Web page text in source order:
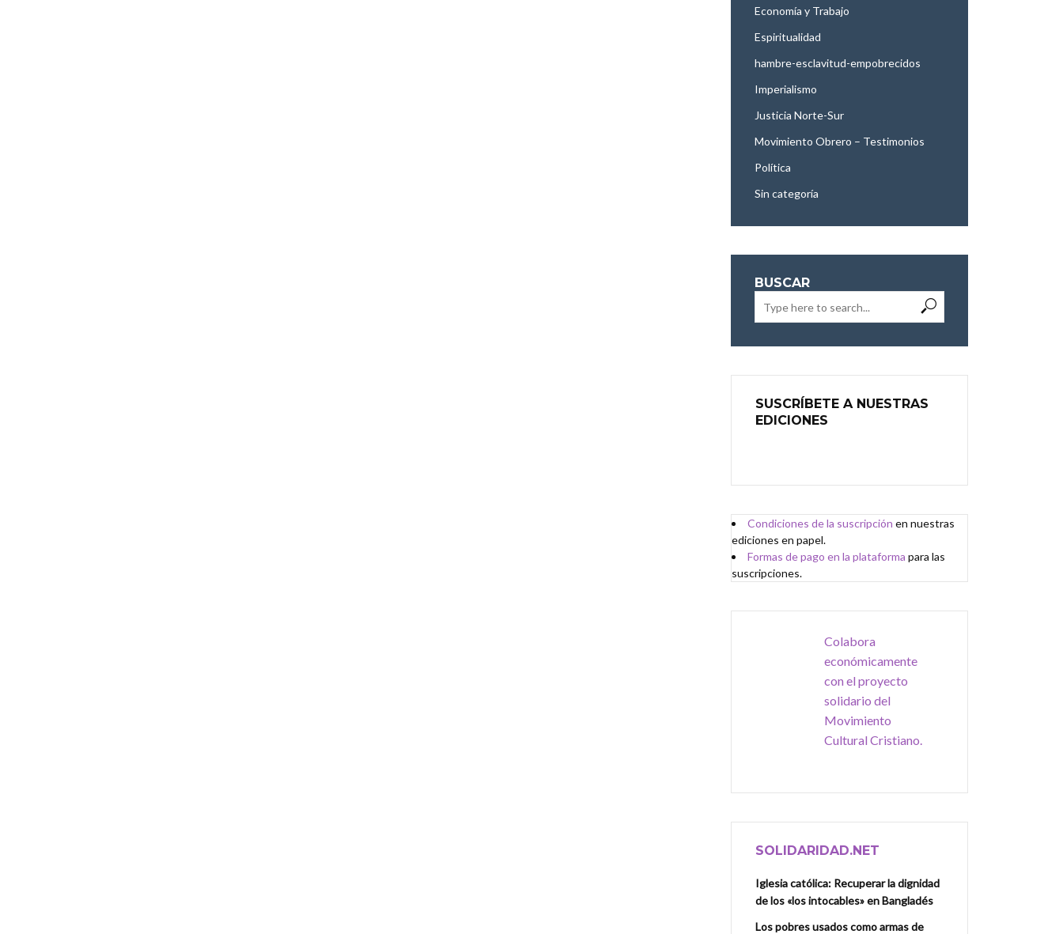
Economía y Trabajo
Espiritualidad
hambre-esclavitud-empobrecidos
Imperialismo
Justicia Norte-Sur
Movimiento Obrero – Testimonios
Política
Sin categoría
BUSCAR
SUSCRÍBETE A NUESTRAS
EDICIONES
Condiciones dela suscripción en nuestras
ediciones en papel.
Formas de pago en la plataforma para las
suscripciones.
Colabora
económicamente
con el proyecto
solidario del
Movimiento
Cultural Cristiano.
SOLIDARIDAD.NET
Iglesia católica: Recuperar la dignidad
de los «los intocables» en Bangladés
Los pobres usados como armas de